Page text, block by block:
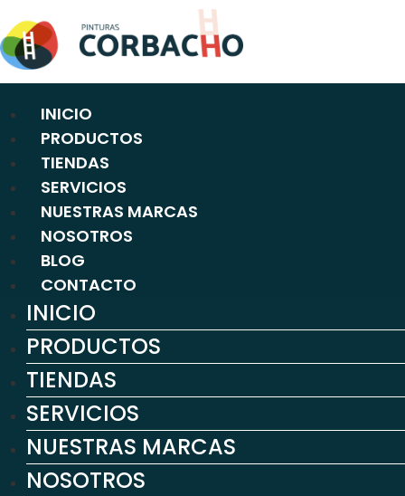
al
contenido
INICIO
PRODUCTOS
TIENDAS
SERVICIOS
NUESTRAS MARCAS
NOSOTROS
BLOG
CONTACTO
INICIO
PRODUCTOS
TIENDAS
SERVICIOS
NUESTRAS MARCAS
NOSOTROS